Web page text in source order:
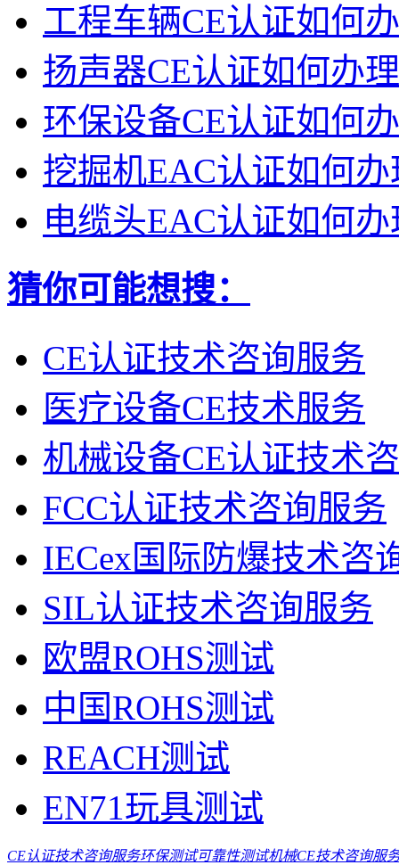
工程车辆CE认证如何
扬声器CE认证如何办理
环保设备CE认证如何
挖掘机EAC认证如何
电缆头EAC认证如何办
猜你可能想搜：
CE认证技术咨询服务
医疗设备CE技术服务
机械设备CE认证技术
FCC认证技术咨询服务
IECex国际防爆技术咨
SIL认证技术咨询服务
欧盟ROHS测试
中国ROHS测试
REACH测试
EN71玩具测试
CE认证技术咨询服务环保测试可靠性测试机械CE技术咨询服